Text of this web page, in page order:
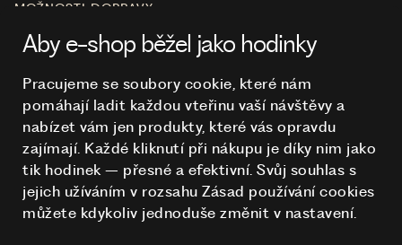
O NÁKUPU
HODINKY
MOŽNOSTI DOPRAVY
Aby e-shop běžel jako hodinky
Pracujeme se soubory cookie, které nám
pomáhají ladit každou vteřinu vaší návštěvy a
nabízet vám jen produkty, které vás opravdu
zajímají. Každé kliknutí při nákupu je díky nim jako
tik hodinek – přesné a efektivní. Svůj souhlas s
jejich užíváním v rozsahu Zásad používání cookies
můžete kdykoliv jednoduše změnit v nastavení.